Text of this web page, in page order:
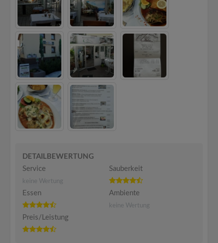
DETAILBEWERTUNG
Service
keine Wertung
Sauberkeit
Essen Ambiente
keine Wertung
Preis/Leistung